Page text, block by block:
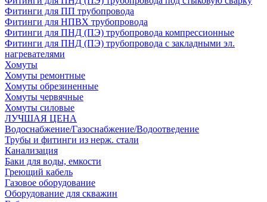
Фитинги для ПП трубопровода
Фитинги для НПВХ трубопровода
Фитинги для ПНД (ПЭ) трубопровода компрессионные
Фитинги для ПНД (ПЭ) трубопровода с закладными эл.
нагревателями
Хомуты
Хомуты ремонтные
Хомуты обрезиненные
Хомуты червячные
Хомуты силовые
ЛУЧШАЯ ЦЕНА
Водоснабжение/Газоснабжение/Водоотведение
Трубы и фитинги из нерж. стали
Канализация
Баки для воды, емкости
Греющий кабель
Газовое оборудование
Оборудование для скважин